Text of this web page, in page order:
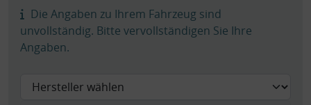
Die Angaben zu Ihrem Fahrzeug sind
unvollständig. Bitte vervollständigen Sie Ihre
Angaben.